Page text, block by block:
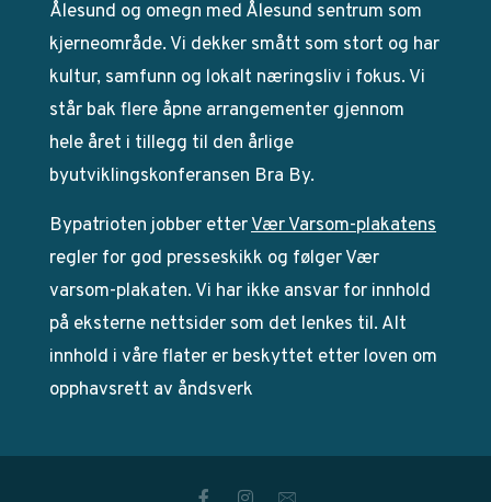
Ålesund og omegn med Ålesund sentrum som
kjerneområde. Vi dekker smått som stort og har
kultur, samfunn og lokalt næringsliv i fokus. Vi
står bak flere åpne arrangementer gjennom
hele året i tillegg til den årlige
byutviklingskonferansen Bra By.
Bypatrioten jobber etterVær Varsom-plakatens
regler for god presseskikk og følger Vær
varsom-plakaten. Vi har ikke ansvar for innhold
på eksterne nettsider som det lenkes til. Alt
innhold i våre flater er beskyttet etter loven om
opphavsrett av åndsverk